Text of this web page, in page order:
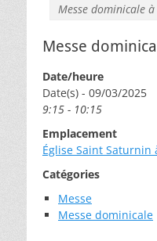
Messe dominicale
Messe
Date/heure
Date(s) - 09/03/2025
9:15 - 10:15
Emplacement
Église Saint Saturnin
Catégories
Messe
Messe dominicale